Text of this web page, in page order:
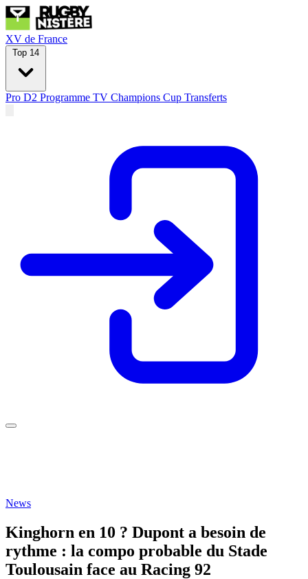
XV de France
Top 14
Pro D2 Programme TV Champions Cup Transferts
News
Kinghorn en 10 ? Dupont a besoin de
rythme : la compo probable du Stade
Toulousain face au Racing 92